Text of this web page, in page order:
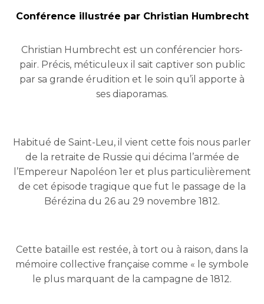
Conférence illustrée par Christian Humbrecht
Christian Humbrecht est un conférencier hors-
pair. Précis, méticuleux il sait captiver son public
par sa grande érudition et le soin qu’il apporte à
ses diaporamas.
Habitué de Saint-Leu, il vient cette fois nous parler
de la retraite de Russie qui décima l’armée de
l’Empereur Napoléon 1er et plus particulièrement
de cet épisode tragique que fut le passage de la
Bérézina du 26 au 29 novembre 1812.
Cette bataille est restée, à tort ou à raison, dans la
mémoire collective française comme « le symbole
le plus marquant de la campagne de 1812.